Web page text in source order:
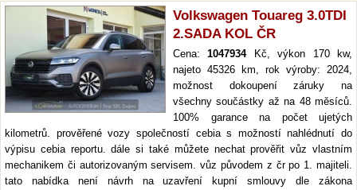
Volkswagen Touareg 3.0TDI
2.SADA KOL ČR
Cena:1047934Kč, výkon 170 kw,
najeto 45326 km, rok výroby: 2024,
možnost dokoupení záruky na
všechny součástky až na 48 měsíců.
100% garance na počet ujetých
kilometrů. prověřené vozy společností cebia s možností nahlédnutí do
výpisu cebia reportu. dále si také můžete nechat prověřit vůz vlastním
mechanikem či autorizovaným servisem. vůz původem z čr po 1. majiteli.
tato nabídka není návrh na uzavření kupní smlouvy dle zákona